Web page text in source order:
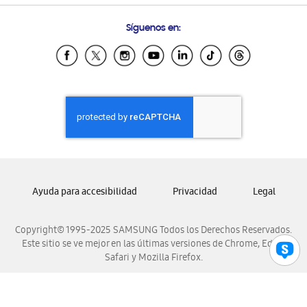
Samsung Ecuador
Samsung El Salvador
Samsung Honduras
Samsung Nicaragua
Samsung Panamá
Samsung Venezuela
Síguenos en:
Copyright© 1995-2025 SAMSUNG Todos los Derechos Reservados.
Este sitio se ve mejor en las últimas versiones de Chrome, Edge,
Safari y Mozilla Firefox.
Ayuda para accesibilidad Privacidad Legal